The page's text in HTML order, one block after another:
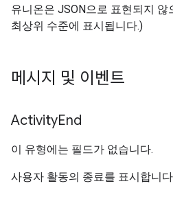
유니온은 JSON으로 표현되지 않
최상위 수준에 표시됩니다.)
메시지 및 이벤트
ActivityEnd
이 유형에는 필드가 없습니다.
사용자 활동의 종료를 표시합니